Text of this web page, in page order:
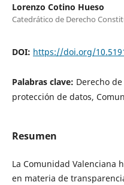
Lorenzo Cotino Hueso
Catedrático de Derecho
DOI: https://doi.org/
Palabras clave: Derecho
protección de datos,
Resumen
La Comunidad Valenciana
en materia de